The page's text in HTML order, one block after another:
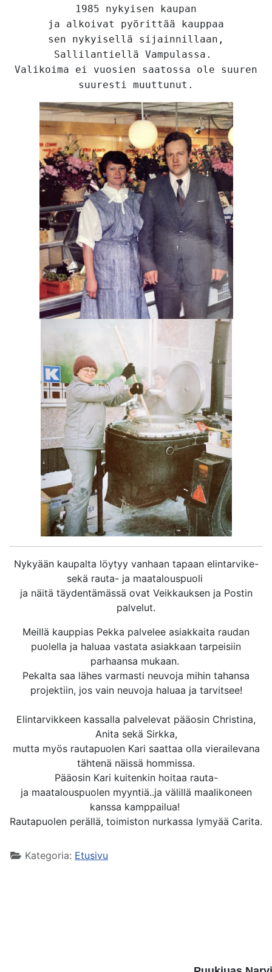
1985 nykyisen kaupan
ja alkoivat pyörittää kauppaa
sen nykyisellä sijainnillaan,
Sallilantiellä Vampulassa.
Valikoima ei vuosien saatossa ole suuren
suuresti muuttunut.
Nykyään kaupalta löytyy vanhaan tapaan elintarvike-
sekä rauta- ja maatalouspuoli
ja näitä täydentämässä ovat Veikkauksen ja Postin
palvelut.
Meillä kauppias Pekka palvelee asiakkaita raudan
puolella ja haluaa vastata asiakkaan tarpeisiin
parhaansa mukaan.
Pekalta saa lähes varmasti neuvoja mihin tahansa
projektiin, jos vain neuvoja haluaa ja tarvitsee!
Elintarvikkeen kassalla palvelevat pääosin Christina,
Anita sekä Sirkka,
mutta myös rautapuolen Kari saattaa olla vierailevana
tähtenä näissä hommissa.
Pääosin Kari kuitenkin hoitaa rauta-
ja maatalouspuolen myyntiä..ja välillä maalikoneen
kanssa kamppailua!
Rautapuolen perällä, toimiston nurkassa lymyää Carita.
Kategoria: Etusivu